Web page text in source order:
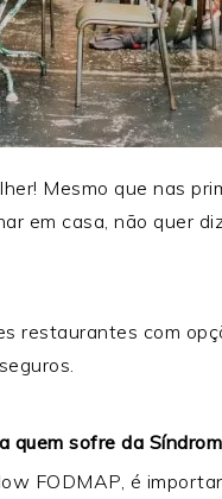
Mesmo que nas
em casa, não quer
restaurantes com
quem sofre da
FODMAP, é